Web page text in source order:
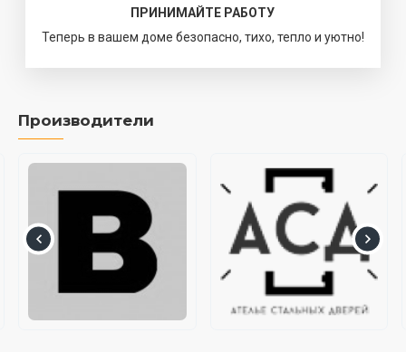
ПРИНИМАЙТЕ РАБОТУ
Теперь в вашем доме безопасно, тихо, тепло и уютно!
Производители